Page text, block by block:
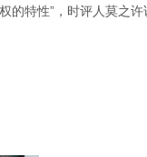
的特性”，时评人莫之许